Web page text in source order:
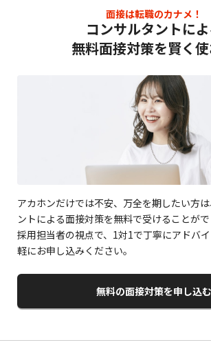
面接は転職のカナメ！
コンサルタントに
無料面接対策を賢く
アカホンだけでは不安、万全を期したい方
ントによる面接対策を無料で受けることがで
採用担当者の視点で、1対1で丁寧にアドバ
軽にお申し込みください。
無料の面接対策を申し込む